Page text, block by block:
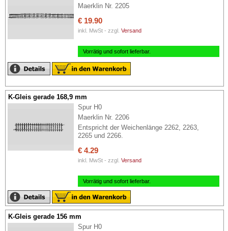
Maerklin Nr. 2205
€ 19.90
inkl. MwSt - zzgl. Versand
Vorrätig und sofort lieferbar.
K-Gleis gerade 168,9 mm
Spur H0
Maerklin Nr. 2206
Entspricht der Weichenlänge 2262, 2263,
2265 und 2266.
€ 4.29
inkl. MwSt - zzgl. Versand
Vorrätig und sofort lieferbar.
K-Gleis gerade 156 mm
Spur H0